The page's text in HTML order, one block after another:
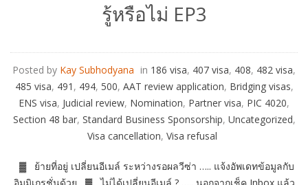
รู้หรือไม่ EP3
Posted by Kay Subhodyana in 186 visa, 407 visa, 408, 482 visa,
485 visa, 491 , 494, 500, AAT review application, Bridging visas,
ENS visa, Judicial review, Nomination, Partner visa, PIC 4020,
Section 48 bar, Standard Business Sponsorship, Uncategorized,
Visa cancellation, Visa refusal
▓ ย้ายที่อยู่ เปลี่ยนอีเมล์ ระหว่างรอผลวีซ่า ….. แจ้งอัพเดทข้อมูลกับ